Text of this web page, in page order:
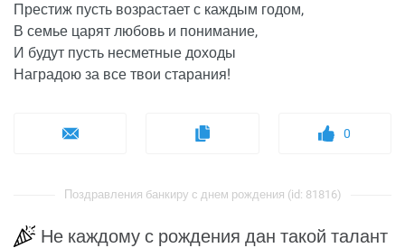
Престиж пусть возрастает с каждым годом,
В семье царят любовь и понимание,
И будут пусть несметные доходы
Наградою за все твои старания!
0
Поздравления банкиру с днем рождения (id: 81816)
Не каждому с рождения дан такой талант